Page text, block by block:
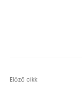
Előző cikk